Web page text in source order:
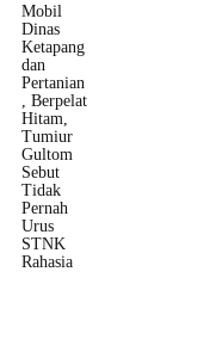
Mobil
Dinas
Ketapang
dan
Pertanian
, Berpelat
Hitam,
Tumiur
Gultom
Sebut
Tidak
Pernah
Urus
STNK
Rahasia